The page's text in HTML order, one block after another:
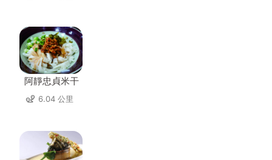
阿靜忠貞米干
6.04 公里